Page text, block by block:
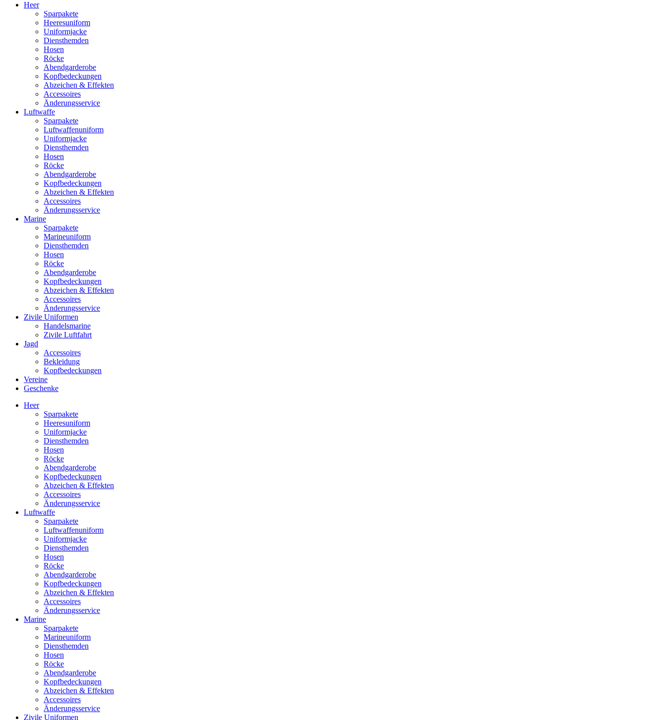
Heer
Sparpakete
Heeresuniform
Uniformjacke
Diensthemden
Hosen
Röcke
Abendgarderobe
Kopfbedeckungen
Abzeichen & Effekten
Accessoires
Änderungsservice
Luftwaffe
Sparpakete
Luftwaffenuniform
Uniformjacke
Diensthemden
Hosen
Röcke
Abendgarderobe
Kopfbedeckungen
Abzeichen & Effekten
Accessoires
Änderungsservice
Marine
Sparpakete
Marineuniform
Diensthemden
Hosen
Röcke
Abendgarderobe
Kopfbedeckungen
Abzeichen & Effekten
Accessoires
Änderungsservice
Zivile Uniformen
Handelsmarine
Zivile Luftfahrt
Jagd
Accessoires
Bekleidung
Kopfbedeckungen
Vereine
Geschenke
Heer
Sparpakete
Heeresuniform
Uniformjacke
Diensthemden
Hosen
Röcke
Abendgarderobe
Kopfbedeckungen
Abzeichen & Effekten
Accessoires
Änderungsservice
Luftwaffe
Sparpakete
Luftwaffenuniform
Uniformjacke
Diensthemden
Hosen
Röcke
Abendgarderobe
Kopfbedeckungen
Abzeichen & Effekten
Accessoires
Änderungsservice
Marine
Sparpakete
Marineuniform
Diensthemden
Hosen
Röcke
Abendgarderobe
Kopfbedeckungen
Abzeichen & Effekten
Accessoires
Änderungsservice
Zivile Uniformen